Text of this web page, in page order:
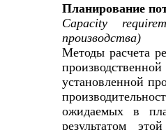
Планирование
Capacity
производства)
Методы расчета
установленной
ожидаемых в
результатом